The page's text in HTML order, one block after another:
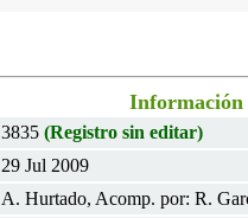
Información
3835 (Registro sin editar)
29 Jul 2009
A. Hurtado, Acomp. por: R.